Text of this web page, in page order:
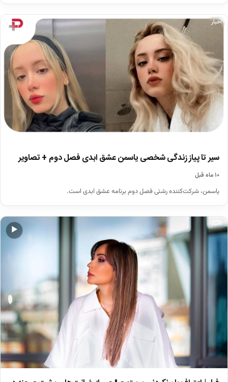
اخبار
سیر تا پیاز زندگی شخصی یاسمن عشق ابدی فصل دوم + تصاویر
۱۰ ماه قبل
یاسمن، شرکت‌کننده رشتی فصل دوم برنامه عشق ابدی است.
▶
اخبار